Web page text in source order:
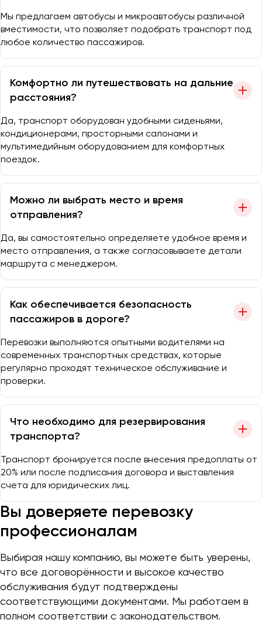
Мы предлагаем автобусы и микроавтобусы различной
вместимости, что позволяет подобрать транспорт под
любое количество пассажиров.
Комфортно ли путешествовать на дальние
расстояния?
Да, транспорт оборудован удобными сиденьями,
кондиционерами, просторными салонами и
мультимедийным оборудованием для комфортных
поездок.
Можно ли выбрать место и время
отправления?
Да, вы самостоятельно определяете удобное время и
место отправления, а также согласовываете детали
маршрута с менеджером.
Как обеспечивается безопасность
пассажиров в дороге?
Перевозки выполняются опытными водителями на
современных транспортных средствах, которые
регулярно проходят техническое обслуживание и
проверки.
Что необходимо для резервирования
транспорта?
Транспорт бронируется после внесения предоплаты от
20% или после подписания договора и выставления
счета для юридических лиц.
Вы доверяете перевозку
профессионалам
Выбирая нашу компанию, вы можете быть уверены,
что все договорённости и высокое качество
обслуживания будут подтверждены
соответствующими документами. Мы работаем в
полном соответствии с законодательством.